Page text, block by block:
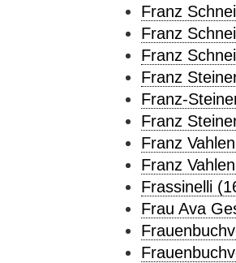
Franz
Franz
Franz
Franz
Franz-
Franz
Franz
Franz
Frassinelli
Frau Ava